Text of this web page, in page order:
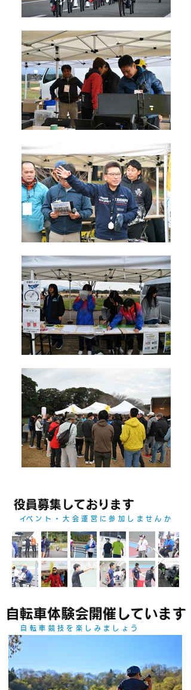
​役員募集しております
​イベント・大会運営に参加しませんか
​自転車体験会開催しています
自転車競技を楽しみましょう